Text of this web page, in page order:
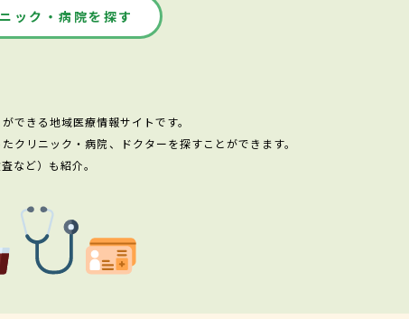
ック・病院を探す
できる地域医療情報サイトです。
リニック・病院、ドクターを探すことができます。
など）も紹介。